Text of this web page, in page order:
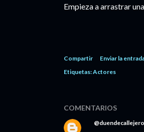
Empieza a arrastrar
Compartir
Enviar la
Etiquetas:Actores
COMENTARIOS
@duendecallejero